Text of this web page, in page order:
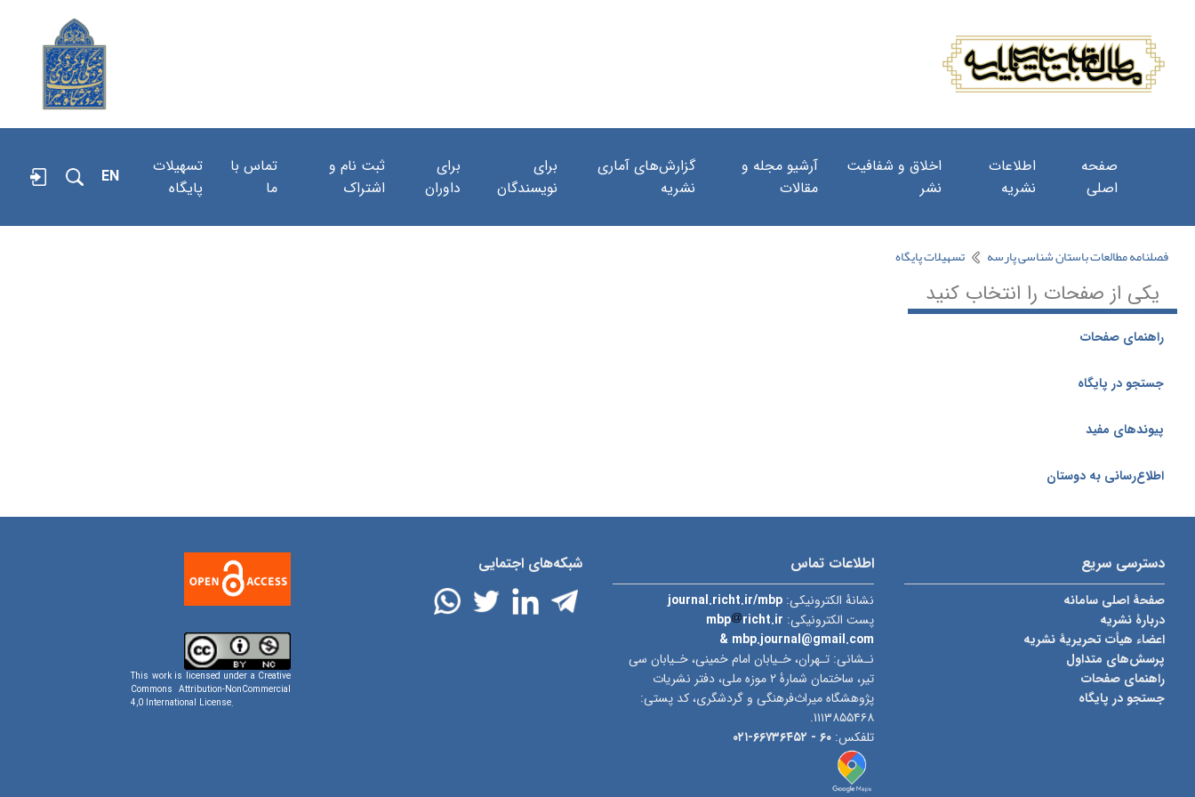
صفحه
اصلی
اطلاعات
نشریه
اخلاق و شفافیت
نشر
آرشیو مجله و
مقالات
گزارش‌های آماری
نشریه
برای
نویسندگان
برای
داوران
ثبت نام و
اشتراک
تماس با
ما
تسهیلات
پایگاه
EN
فصلنامه مطالعات باستان شناسی پارسه تسهیلات پایگاه
یکی از صفحات را انتخاب کنید
راهنمای صفحات
جستجو در پایگاه
پیوندهای مفید
اطلاع‌رسانی به دوستان
دسترسی سریع
صفحۀ اصلی سامانه
دربارۀ نشریه
اعضاء هیأت تحریریۀ نشریه
پرسش‌های متداول
راهنمای صفحات
جستجو در پایگاه
اطلاعات تماس
نشانۀ الکترونیکی:journal.richt.ir/mbp
پست الکترونیکی:
mbp
richt.ir
& mbp.journal@gmail.com
نـشانی: تـهران، خـیابان امام خمینی، خـیابان سی
تیر، ساختمان شمارۀ ۲ موزه ملی، دفتر نشریات
پژوهشگاه میراث‌فرهنگی و گردشگری، کد پستی:
۱۱۱۳۸۵۵۴۶۸.
تلفکس:۶۰ - ۶۶۷۳۶۴۵۲-۰۲۱
شبکه‌های اجتمایی
This work is licensed under a Creative
Commons Attribution-NonCommercial
4,0 International License.